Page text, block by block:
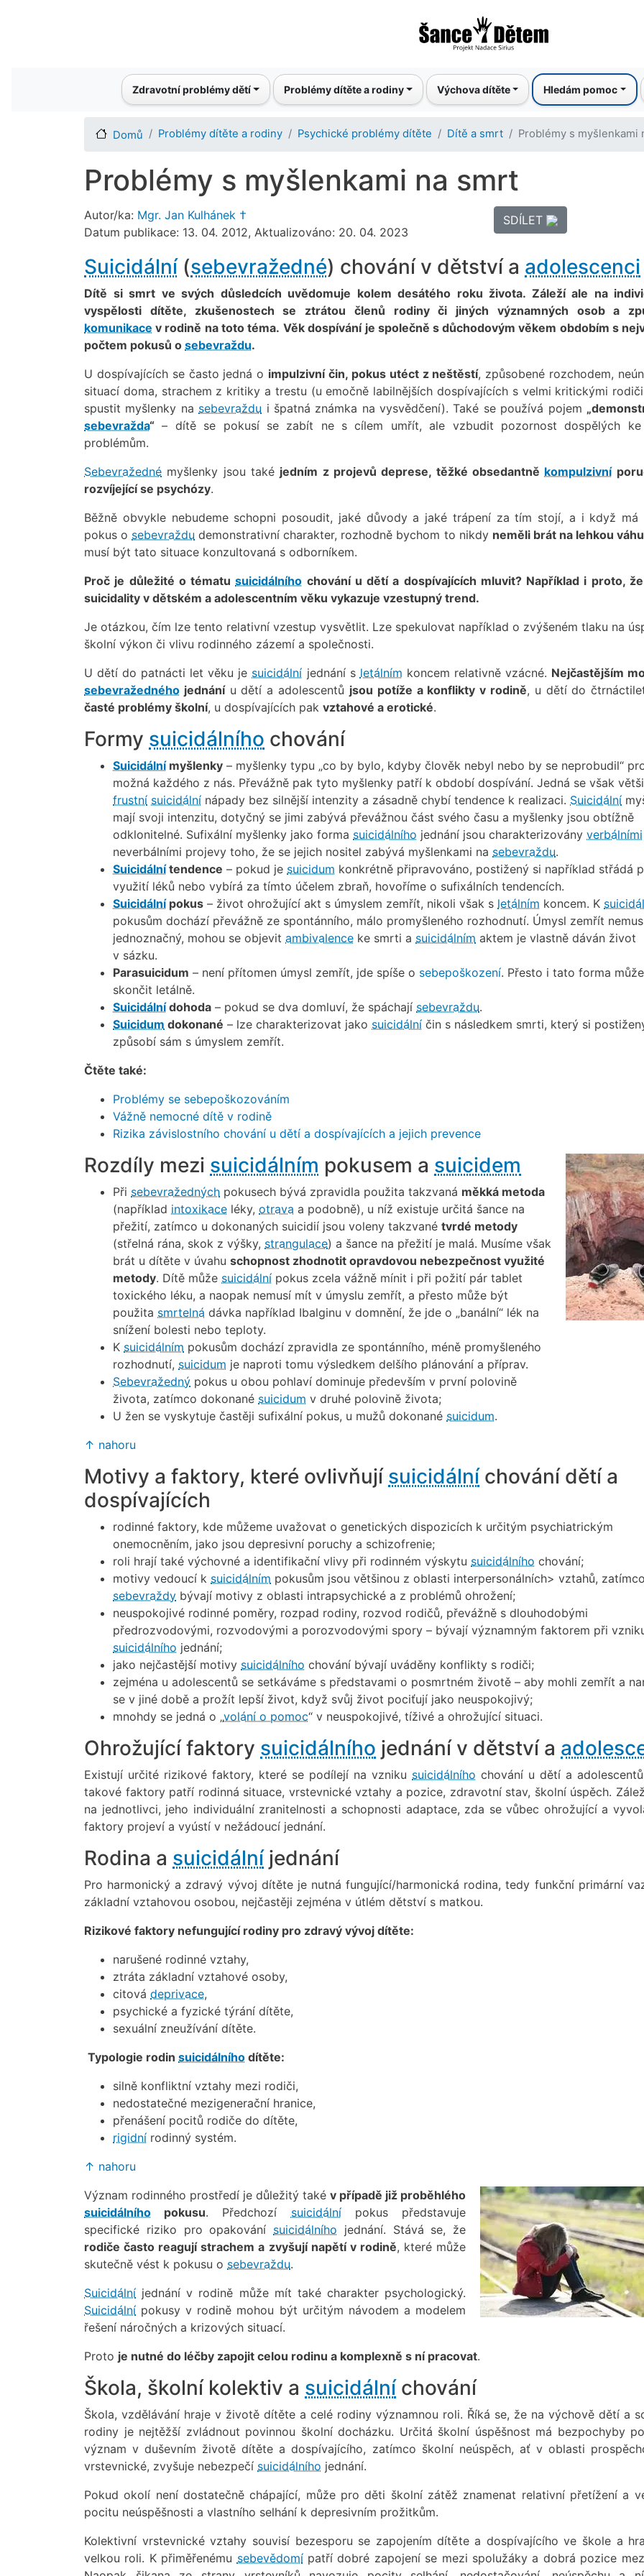
k
hlavnímu
Main navigationZdravotní problémy dětí Problémy dítěte a rodiny Výchova dítěte Hledám pomoc
Domů Problémy dítěte a rodiny Psychické problémy dítěte Dítě a smrt Problémy s myšlenkami
Problémy s myšlenkami na smrt
Autor/ka: Mgr. Jan Kulhánek †
Datum publikace: 13. 04. 2012, Aktualizováno: 20. 04. 2023
SDÍLET
Suicidální(sebevražedné) chování v dětství a adolescenci
Dítě si smrt ve svých důsledcích uvědomuje kolem desátého roku života. Záleží ale na
vyspělosti dítěte, zkušenostech se ztrátou členů rodiny či jiných významných osob a
komunikace v rodině na toto téma. Věk dospívání je společně s důchodovým věkem obdobím s
počtem pokusů o sebevraždu.
U dospívajících se často jedná o impulzivní čin, pokus utéct z neštěstí, způsobené rozchodem,
situací doma, strachem z kritiky a trestu (u emočně labilnějších dospívajících s velmi kritickými
spustit myšlenky na sebevraždu i špatná známka na vysvědčení). Také se používá pojem
sebevražda“ – dítě se pokusí se zabít ne s cílem umřít, ale vzbudit pozornost dospělých ke
problémům.
Sebevražedné myšlenky jsou také jedním z projevů deprese, těžké obsedantně kompulzivní
rozvíjející se psychózy.
Běžně obvykle nebudeme schopni posoudit, jaké důvody a jaké trápení za tím stojí, a i když má
pokus o sebevraždu demonstrativní charakter, rozhodně bychom to nikdy neměli brát na lehkou váhu
musí být tato situace konzultovaná s odborníkem.
Proč je důležité o tématusuicidálního chování u dětí a dospívajících mluvit? Například i proto,
suicidality v dětském a adolescentním věku vykazuje vzestupný trend.
Je otázkou, čím lze tento relativní vzestup vysvětlit. Lze spekulovat například o zvýšeném tlaku na
školní výkon či vlivu rodinného zázemí a společnosti.
U dětí do patnácti let věku je suicidální jednání s letálním koncem relativně vzácné. Nejčastějším
sebevražedného jednáníu dětí a adolescentů jsou potíže a konflikty v rodině, u dětí do
časté problémy školní, u dospívajících pak vztahové a erotické.
Formy suicidálního chování
Suicidálnímyšlenky – myšlenky typu „co by bylo, kdyby člověk nebyl nebo by se neprobudil“
možná každého z nás. Převážně pak tyto myšlenky patří k období dospívání. Jedná se však
frustní suicidální nápady bez silnější intenzity a zásadně chybí tendence k realizaci. Suicidální
mají svoji intenzitu, dotyčný se jimi zabývá převážnou část svého času a myšlenky jsou obtížně
odklonitelné. Sufixální myšlenky jako forma suicidálního jednání jsou charakterizovány verbálními
neverbálními projevy toho, že se jejich nositel zabývá myšlenkami na sebevraždu.
Suicidálnítendence – pokud je suicidum konkrétně připravováno, postižený si například střádá
využití léků nebo vybírá za tímto účelem zbraň, hovoříme o sufixálních tendencích.
Suicidálnípokus – život ohrožující akt s úmyslem zemřít, nikoli však s letálním koncem. K
pokusům dochází převážně ze spontánního, málo promyšleného rozhodnutí. Úmysl zemřít
jednoznačný, mohou se objevit ambivalence ke smrti a suicidálním aktem je vlastně dáván život
v sázku.
Parasuicidum – není přítomen úmysl zemřít, jde spíše o sebepoškození. Přesto i tato forma může
skončit letálně.
Suicidálnídohoda – pokud se dva domluví, že spáchají sebevraždu.
Suicidum dokonané – lze charakterizovat jako suicidální čin s následkem smrti, který si
způsobí sám s úmyslem zemřít.
Čtěte také:
Problémy se sebepoškozováním
Vážně nemocné dítě v rodině
Rizika závislostního chování u dětí a dospívajících a jejich prevence
Rozdíly mezi suicidálním pokusem a suicidem
Při sebevražedných pokusech bývá zpravidla použita takzvaná měkká metoda
(například intoxikace léky, otrava a podobně), u níž existuje určitá šance na
přežití, zatímco u dokonaných suicidií jsou voleny takzvané tvrdé metody
(střelná rána, skok z výšky, strangulace) a šance na přežití je malá. Musíme však
brát u dítěte v úvahu schopnost zhodnotit opravdovou nebezpečnost využité
metody. Dítě může suicidální pokus zcela vážně mínit i při požití pár tablet
toxického léku, a naopak nemusí mít v úmyslu zemřít, a přesto může být
použita smrtelná dávka například Ibalginu v domnění, že jde o „banální“ lék na
snížení bolesti nebo teploty.
K suicidálním pokusům dochází zpravidla ze spontánního, méně promyšleného
rozhodnutí, suicidum je naproti tomu výsledkem delšího plánování a příprav.
Sebevražedný pokus u obou pohlaví dominuje především v první polovině
života, zatímco dokonané suicidum v druhé polovině života;
U žen se vyskytuje častěji sufixální pokus, u mužů dokonané suicidum.
↑ nahoru
Motivy a faktory, které ovlivňují suicidálníchování dětí a
dospívajících
rodinné faktory, kde můžeme uvažovat o genetických dispozicích k určitým psychiatrickým
onemocněním, jako jsou depresivní poruchy a schizofrenie;
roli hrají také výchovné a identifikační vlivy při rodinném výskytu suicidálního chování;
motivy vedoucí k suicidálním pokusům jsou většinou z oblasti interpersonálních> vztahů,
sebevraždy bývají motivy z oblasti intrapsychické a z problémů ohrožení;
neuspokojivé rodinné poměry, rozpad rodiny, rozvod rodičů, převážně s dlouhodobými
předrozvodovými, rozvodovými a porozvodovými spory – bývají významným faktorem při
suicidálního jednání;
jako nejčastější motivy suicidálního chování bývají uváděny konflikty s rodiči;
zejména u adolescentů se setkáváme s představami o posmrtném životě – aby mohli zemřít a
se v jiné době a prožít lepší život, když svůj život pociťují jako neuspokojivý;
mnohdy se jedná o „volání o pomoc“ v neuspokojivé, tíživé a ohrožující situaci.
Ohrožující faktory suicidálního jednání v dětství a
Existují určité rizikové faktory, které se podílejí na vzniku suicidálního chování u dětí a
takové faktory patří rodinná situace, vrstevnické vztahy a pozice, zdravotní stav, školní úspěch.
na jednotlivci, jeho individuální zranitelnosti a schopnosti adaptace, zda se vůbec ohrožující a
faktory projeví a vyústí v nežádoucí jednání.
Rodina a suicidálníjednání
Pro harmonický a zdravý vývoj dítěte je nutná fungující/harmonická rodina, tedy funkční primární
základní vztahovou osobou, nejčastěji zejména v útlém dětství s matkou.
Rizikové faktory nefungující rodiny pro zdravý vývoj dítěte:
narušené rodinné vztahy,
ztráta základní vztahové osoby,
citová deprivace,
psychické a fyzické týrání dítěte,
sexuální zneužívání dítěte.
Typologie rodin suicidálního dítěte:
silně konfliktní vztahy mezi rodiči,
nedostatečné mezigenerační hranice,
přenášení pocitů rodiče do dítěte,
rigidní rodinný systém.
↑ nahoru
Význam rodinného prostředí je důležitý také v případě již proběhlého
suicidálního pokusu. Předchozí suicidálnípokus představuje
specifické riziko pro opakování suicidálního jednání. Stává se, že
rodiče často reagují strachem a zvyšují napětí v rodině, které může
skutečně vést k pokusu o sebevraždu.
Suicidální jednání v rodině může mít také charakter psychologický.
Suicidální pokusy v rodině mohou být určitým návodem a modelem
řešení náročných a krizových situací.
Proto je nutné do léčby zapojit celou rodinu a komplexně s ní pracovat.
Škola, školní kolektiv a suicidálníchování
Škola, vzdělávání hraje v životě dítěte a celé rodiny významnou roli. Říká se, že na výchově dětí a
rodiny je nejtěžší zvládnout povinnou školní docházku. Určitá školní úspěšnost má bezpochyby
význam v duševním životě dítěte a dospívajícího, zatímco školní neúspěch, ať v oblasti
vrstevnické, zvyšuje nebezpečí suicidálního jednání.
Pokud okolí není dostatečně chápající, může pro děti školní zátěž znamenat relativní přetížení a
pocitu neúspěšnosti a vlastního selhání k depresivním prožitkům.
Kolektivní vrstevnické vztahy souvisí bezesporu se zapojením dítěte a dospívajícího ve škole a
velkou roli. K přiměřenému sebevědomípatří dobré zapojení se mezi spolužáky a dobrá pozice